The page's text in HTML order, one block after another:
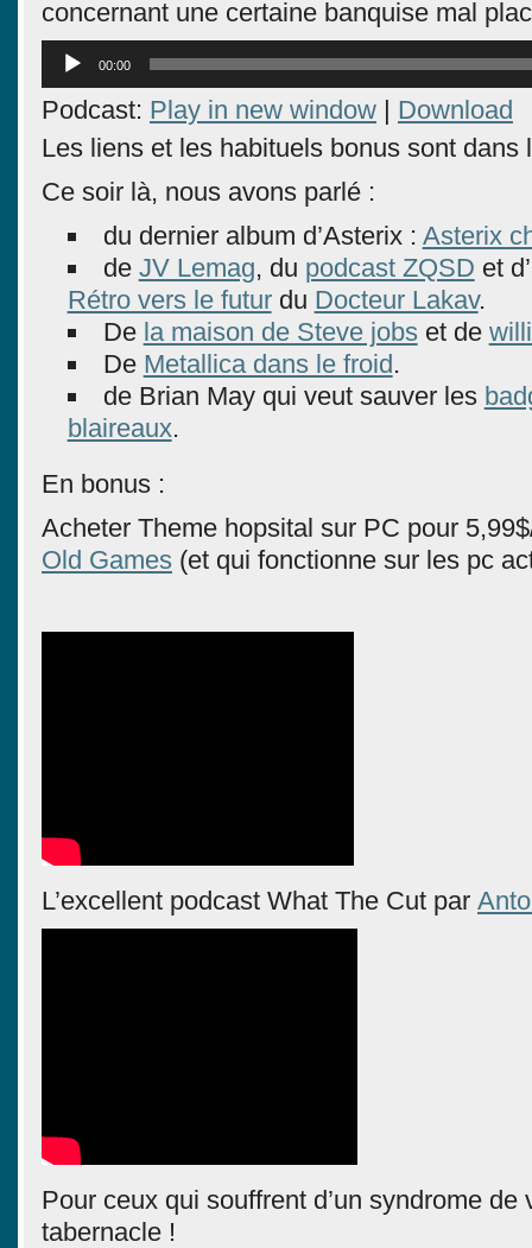
concernant une certaine banquise mal
Lecteur
audio
00:00
Podcast: Play in new window | Download
Les liens et les habituels bonus sont dans
Ce soir là, nous avons parlé :
du dernier album d’Asterix : Asterix
de JV Lemag, du podcast ZQSD et
Rétro vers le futurdu Docteur Lakav.
De la maison de Steve jobset de
De Metallica dans le froid.
de Brian May qui veut sauver les
blaireaux.
En bonus :
Acheter Theme hopsital sur PC pour
Old Games (et qui fonctionne sur les pc
L’excellent podcast What The Cut par
Pour ceux qui souffrent d’un syndrome de
tabernacle !